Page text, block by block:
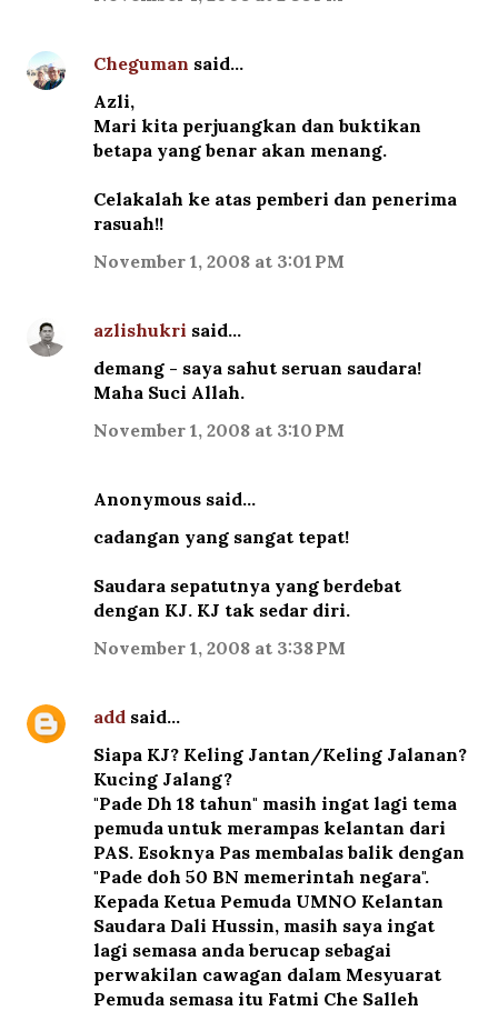
Cheguman said…
Azli,
Mari kita perjuangkan dan buktikan
betapa yang benar akan menang.
Celakalah ke atas pemberi dan penerima
rasuah!!
November 1, 2008 at 3:01 PM
azlishukri said…
demang - saya sahut seruan saudara!
Maha Suci Allah.
November 1, 2008 at 3:10 PM
Anonymous said…
cadangan yang sangat tepat!
Saudara sepatutnya yang berdebat
dengan KJ. KJ tak sedar diri.
November 1, 2008 at 3:38 PM
add said…
Siapa KJ? Keling Jantan/Keling Jalanan?
Kucing Jalang?
"Pade Dh 18 tahun" masih ingat lagi tema
pemuda untuk merampas kelantan dari
PAS. Esoknya Pas membalas balik dengan
"Pade doh 50 BN memerintah negara".
Kepada Ketua Pemuda UMNO Kelantan
Saudara Dali Hussin, masih saya ingat
lagi semasa anda berucap sebagai
perwakilan cawagan dalam Mesyuarat
Pemuda semasa itu Fatmi Che Salleh